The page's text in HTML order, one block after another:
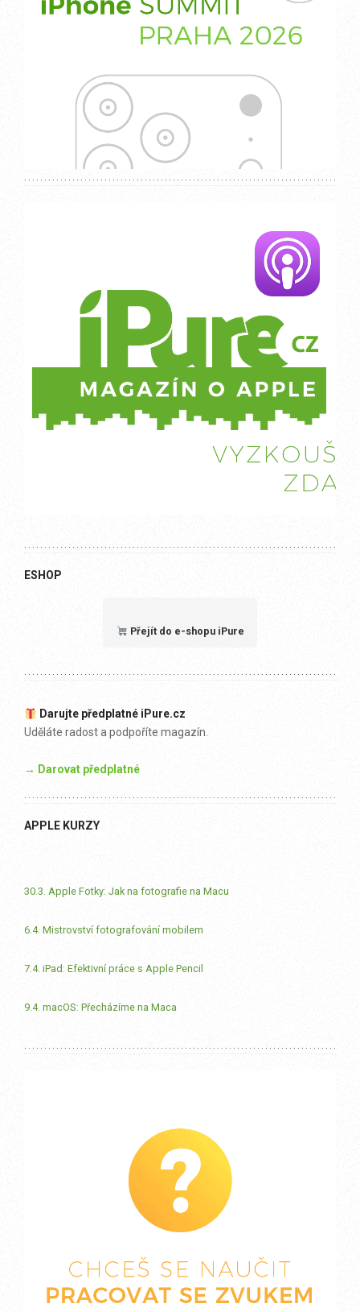
ESHOP
Přejít do e-shopu iPure
Darujte předplatné iPure.cz
Uděláte radost a podpoříte magazín.
→ Darovat předplatné
APPLE KURZY
30.3. Apple Fotky: Jak na fotografie na Macu
6.4. Mistrovství fotografování mobilem
7.4. iPad: Efektivní práce s Apple Pencil
9.4. macOS: Přecházíme na Maca